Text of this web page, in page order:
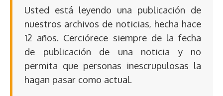
Usted está leyendo una publicación de
nuestros archivos de noticias, hecha hace
12 años. Cerciórece siempre de la fecha
de publicación de una noticia y no
permita que personas inescrupulosas la
hagan pasar como actual.